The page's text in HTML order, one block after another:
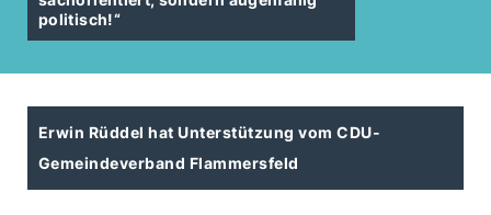
politisch!“
Erwin Rüddel hat Unterstützung vom CDU-
Gemeindeverband Flammersfeld